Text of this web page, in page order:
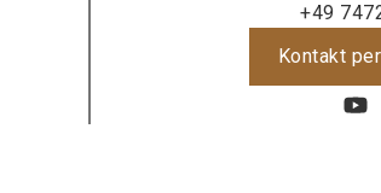
+49
Kontakt